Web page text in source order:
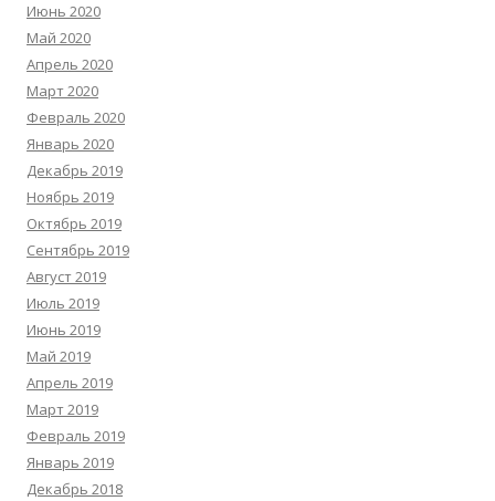
Июнь 2020
Май 2020
Апрель 2020
Март 2020
Февраль 2020
Январь 2020
Декабрь 2019
Ноябрь 2019
Октябрь 2019
Сентябрь 2019
Август 2019
Июль 2019
Июнь 2019
Май 2019
Апрель 2019
Март 2019
Февраль 2019
Январь 2019
Декабрь 2018